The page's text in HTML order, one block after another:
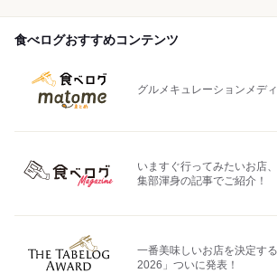
食べログおすすめコンテンツ
グルメキュレーションメデ
いますぐ行ってみたいお店
集部渾身の記事でご紹介！
一番美味しいお店を決定す
2026」ついに発表！